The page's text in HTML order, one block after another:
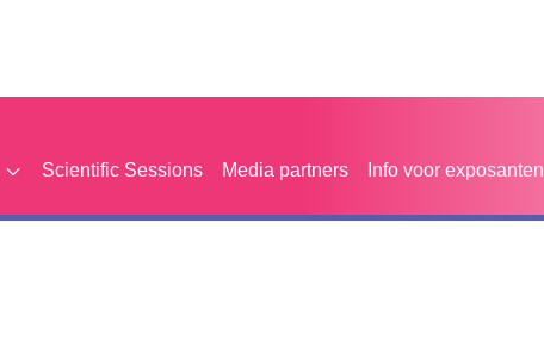
Scientific Sessions Media partners Info voor exposanten